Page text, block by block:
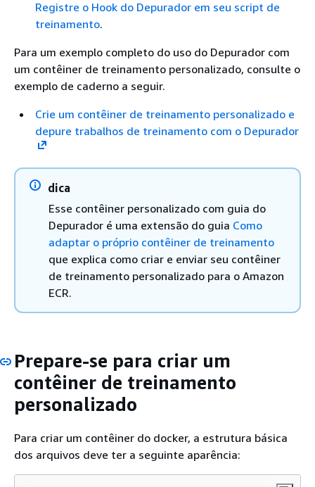
Registre o Hook do Depurador em seu script de
treinamento.
Para um exemplo completo do uso do Depurador com
um contêiner de treinamento personalizado, consulte o
exemplo de caderno a seguir.
Crie um contêiner de treinamento personalizado e
depure trabalhos de treinamento com o Depurador
dica
Esse contêiner personalizado com guia do
Depurador é uma extensão do guia Como
adaptar o próprio contêiner de treinamento
que explica como criar e enviar seu contêiner
de treinamento personalizado para o Amazon
ECR.
Prepare-se para criar um
contêiner de treinamento
personalizado
Para criar um contêiner do docker, a estrutura básica
dos arquivos deve ter a seguinte aparência: